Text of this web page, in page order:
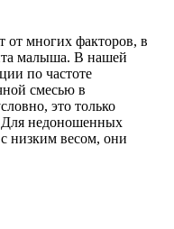
от многих факторов, в
малыша. В нашей
по частоте
смесью в
это только
Для недоношенных
низким весом, они